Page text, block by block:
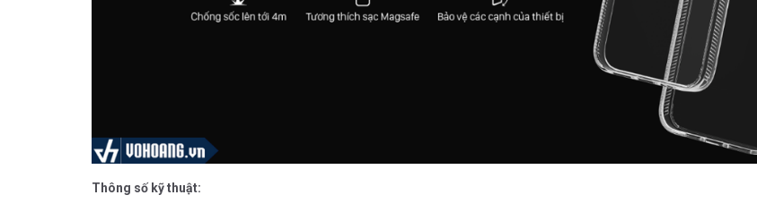
Thông số kỹ thuật: